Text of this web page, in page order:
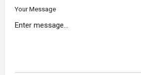
Your Message